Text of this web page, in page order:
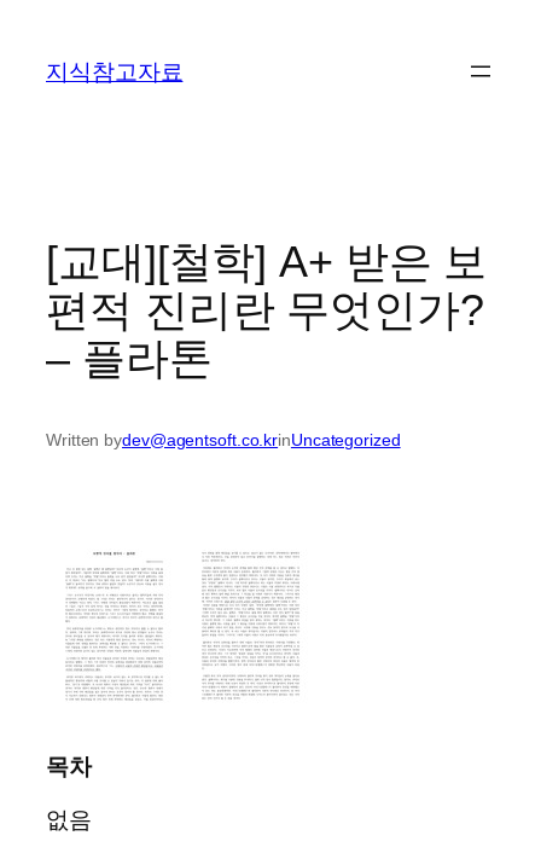
지식참고자료
[교대][철학] A+ 받은 보
편적 진리란 무엇인가?
– 플라톤
Written bydev@agentsoft.co.krinUncategorized
목차
없음